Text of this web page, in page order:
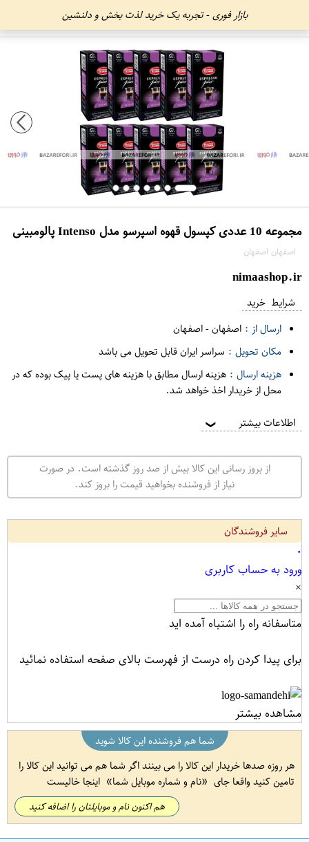
بازار فوری - تجربه یک خرید لذت بخش و دلنشین
مجموعه 10 عددی کپسول قهوه اسپرسو مدل Intenso پالومبینی
اصفهان اصفهان
nimaashop.ir
شرایط خرید
ارسال از : اصفهان-اصفهان
مکان تحویل : سراسر ایران قابل تحویل می باشد
هزینه ارسال : هزینه ارسال مطابق با هزینه های پست یا پیک بوده که در
محل از خریدار اخذ خواهد شد.
اطلاعات بیشتر ❯
از بروز رسانی این کالا بیش از صد روز گذشته است. در صورت
نیاز از فروشنده بخواهید قیمت را بروز کند.
سایر فروشندگان
۰
ورود به حساب کاربری
×
متاسفانه راه را اشتباه آمده اید
برای پیدا کردن راه درست از فهرست بالای صفحه استفاده نمائید
مشاهده بیشتر
شما هم فروشنده این کالا شوید
هر روزه صدها خریدار این کالا را می بینند اگر شما هم می توانید این کالا را
تامین کنید واقعا جای
نام و شماره موبایل شما اینجا خالیست
هم اکنون نام و موبایلتان را اضافه کنید